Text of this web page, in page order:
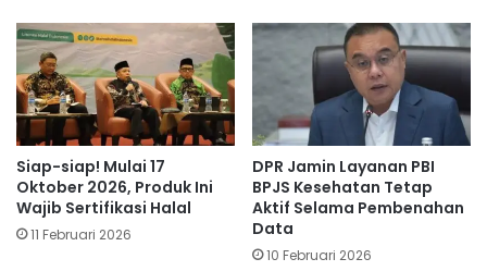
Siap-siap! Mulai 17
Oktober 2026, Produk Ini
Wajib Sertifikasi Halal
11 Februari 2026
DPR Jamin Layanan PBI
BPJS Kesehatan Tetap
Aktif Selama Pembenahan
Data
10 Februari 2026